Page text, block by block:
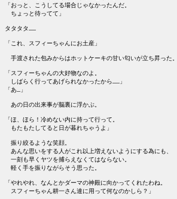
「おっと、こうしてる場合じゃなかったんだ。
ちょっと待ってて」
タタタタ……
「これ、スフィーちゃんにお土産」
手渡された包みからはホットケーキの甘い匂いが立ち昇った。
「スフィーちゃんの大好物なのよ。
しばらく行ってあげられなかったから……」
「あ…」
あの日の出来事が脳裏に浮かぶ。
「ほ、ほら！冷めない内に持って行って。
もたもたしてると日が暮れちゃうよ」
振り絞るような笑顔。
あんな思いをする人がこれ以上増えないようにする為にも、
一刻も早くヤツを捕らえなくてはならない。
軽く手を振りながらそう思った。
「やれやれ、なんとかダーマの神殿に向かってくれたわね。
スフィーちゃん耕一さん達に用って何なのかしら？」